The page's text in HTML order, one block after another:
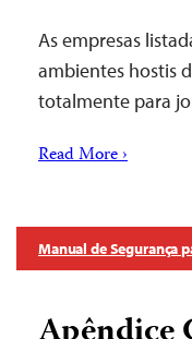
As empresas
ambientes hostis
totalmente para
Read More ›
Manual de Segurança